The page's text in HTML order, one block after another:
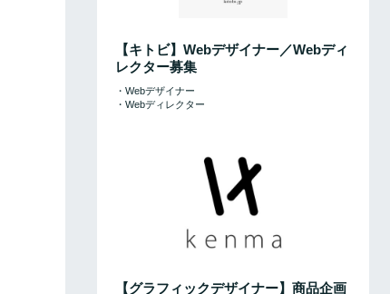
【キトビ】Webデザイナー／Webディ
レクター募集
・Webデザイナー
・Webディレクター
【グラフィックデザイナー】商品企画